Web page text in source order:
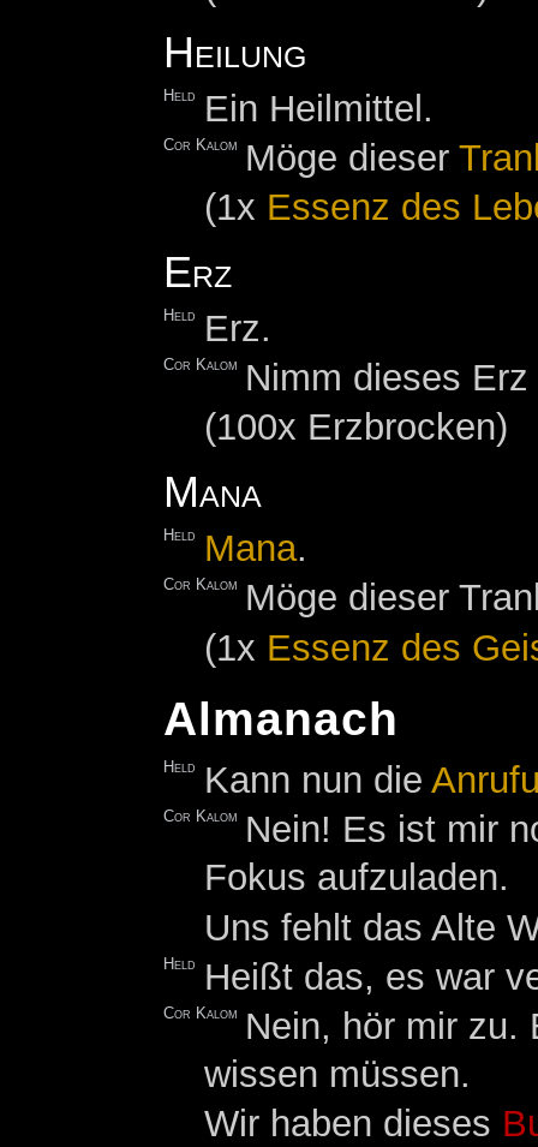
Heilung
Held Ein Heilmittel.
Cor Kalom Möge dieser
(1x Essenz des
Erz
Held Erz.
Cor Kalom
Nimm dieses
(100x Erzbrocken)
Mana
Held Mana.
Cor Kalom
Möge dieser
(1x Essenz des
Almanach
Held Kann nun die
Cor Kalom
Nein! Es ist mir
Fokus aufzuladen.
Uns fehlt das Alte
Held Heißt das, es war
Cor Kalom
Nein, hör mir zu.
wissen müssen.
Wir haben dieses